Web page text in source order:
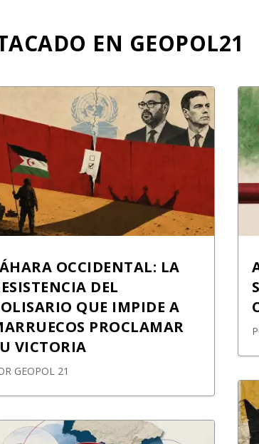
EN GEOPOL21
OCCIDENTAL: LA
DEL
QUE IMPIDE A
PROCLAMAR
VICTORIA
GEOPOL 21